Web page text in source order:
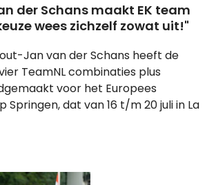
der Schans maakt EK team
wees zichzelf zowat uit!"
Jan van der Schans heeft de
TeamNL combinaties plus
voor het Europees
Springen, dat van 16 t/m 20 juli in La